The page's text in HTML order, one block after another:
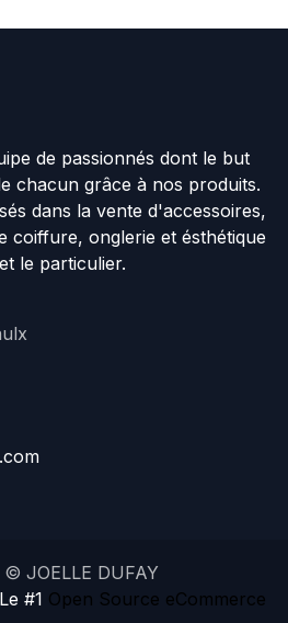
de passionnés dont le but
chacun grâce à nos produits.
dans la vente d'accessoires,
coiffure, onglerie et ésthétique
le particulier.
JOELLE DUFAY
#1 Open Source eCommerce